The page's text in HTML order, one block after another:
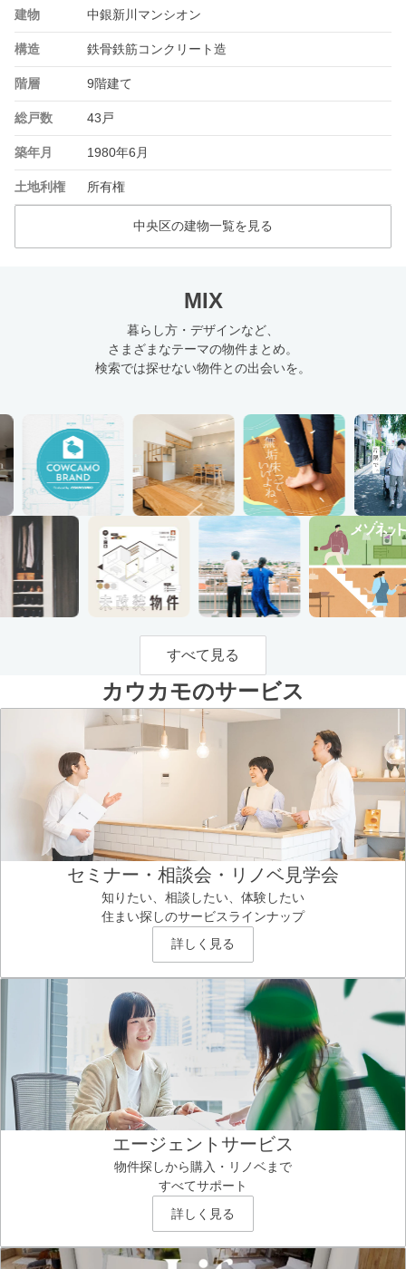
建物 中銀新川マンシオン
構造 鉄骨鉄筋コンクリート造
階層 9階建て
総戸数 43戸
築年月 1980年6月
土地利権 所有権
中央区の建物一覧を見る
MIX
暮らし方・デザインなど、
さまざまなテーマの物件まとめ。
検索では探せない物件との出会いを。
すべて見る
カウカモのサービス
セミナー・相談会・リノベ見学会
知りたい、相談したい、体験したい
住まい探しのサービスラインナップ
詳しく見る
エージェントサービス
物件探しから購入・リノベまで
すべてサポート
詳しく見る